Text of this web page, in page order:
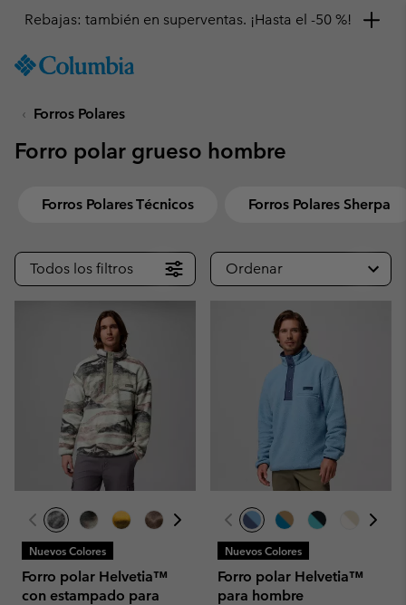
TO
SKIP
MAIN
SKIP
Rebajas: también en superventas. ¡Hasta el -50 %!
Forros Polares
Forro polar grueso hombre
Forros Polares Técnicos Forros Polares Sherpa
Todos los filtros Ordenar
Nuevos Colores
Forro polar Helvetia™
con estampado para
Nuevos Colores
Forro polar Helvetia™
para hombre